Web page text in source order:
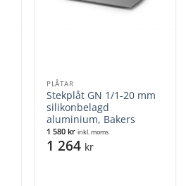
PLÅTAR
Stekplåt GN 1/1-20 mm
silikonbelagd
aluminium, Bakers
1 580 kr inkl. moms
1 264 kr